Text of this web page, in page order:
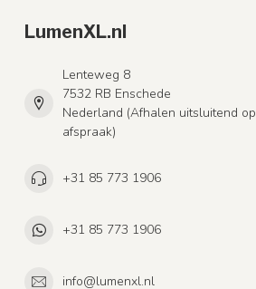
LumenXL.nl
Lenteweg 8
7532 RB Enschede
Nederland (Afhalen uitsluitend op
afspraak)
+31 85 773 1906
+31 85 773 1906
info@lumenxl.nl